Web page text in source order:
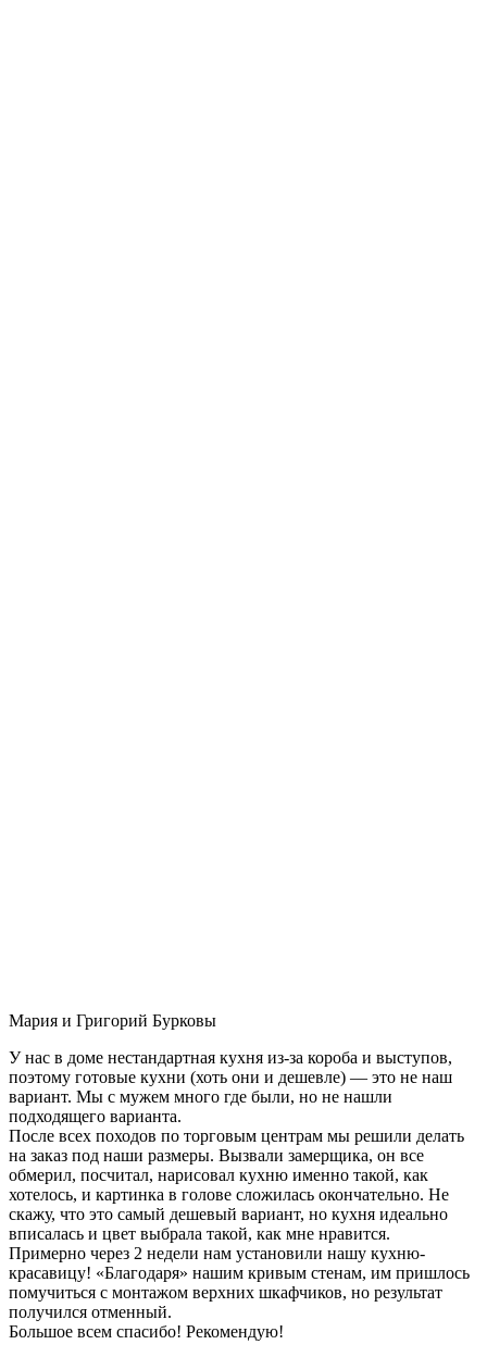
Мария и Григорий Бурковы
У нас в доме нестандартная кухня из-за короба и выступов,
поэтому готовые кухни (хоть они и дешевле) — это не наш
вариант. Мы с мужем много где были, но не нашли
подходящего варианта.
После всех походов по торговым центрам мы решили делать
на заказ под наши размеры. Вызвали замерщика, он все
обмерил, посчитал, нарисовал кухню именно такой, как
хотелось, и картинка в голове сложилась окончательно. Не
скажу, что это самый дешевый вариант, но кухня идеально
вписалась и цвет выбрала такой, как мне нравится.
Примерно через 2 недели нам установили нашу кухню-
красавицу! «Благодаря» нашим кривым стенам, им пришлось
помучиться с монтажом верхних шкафчиков, но результат
получился отменный.
Большое всем спасибо! Рекомендую!